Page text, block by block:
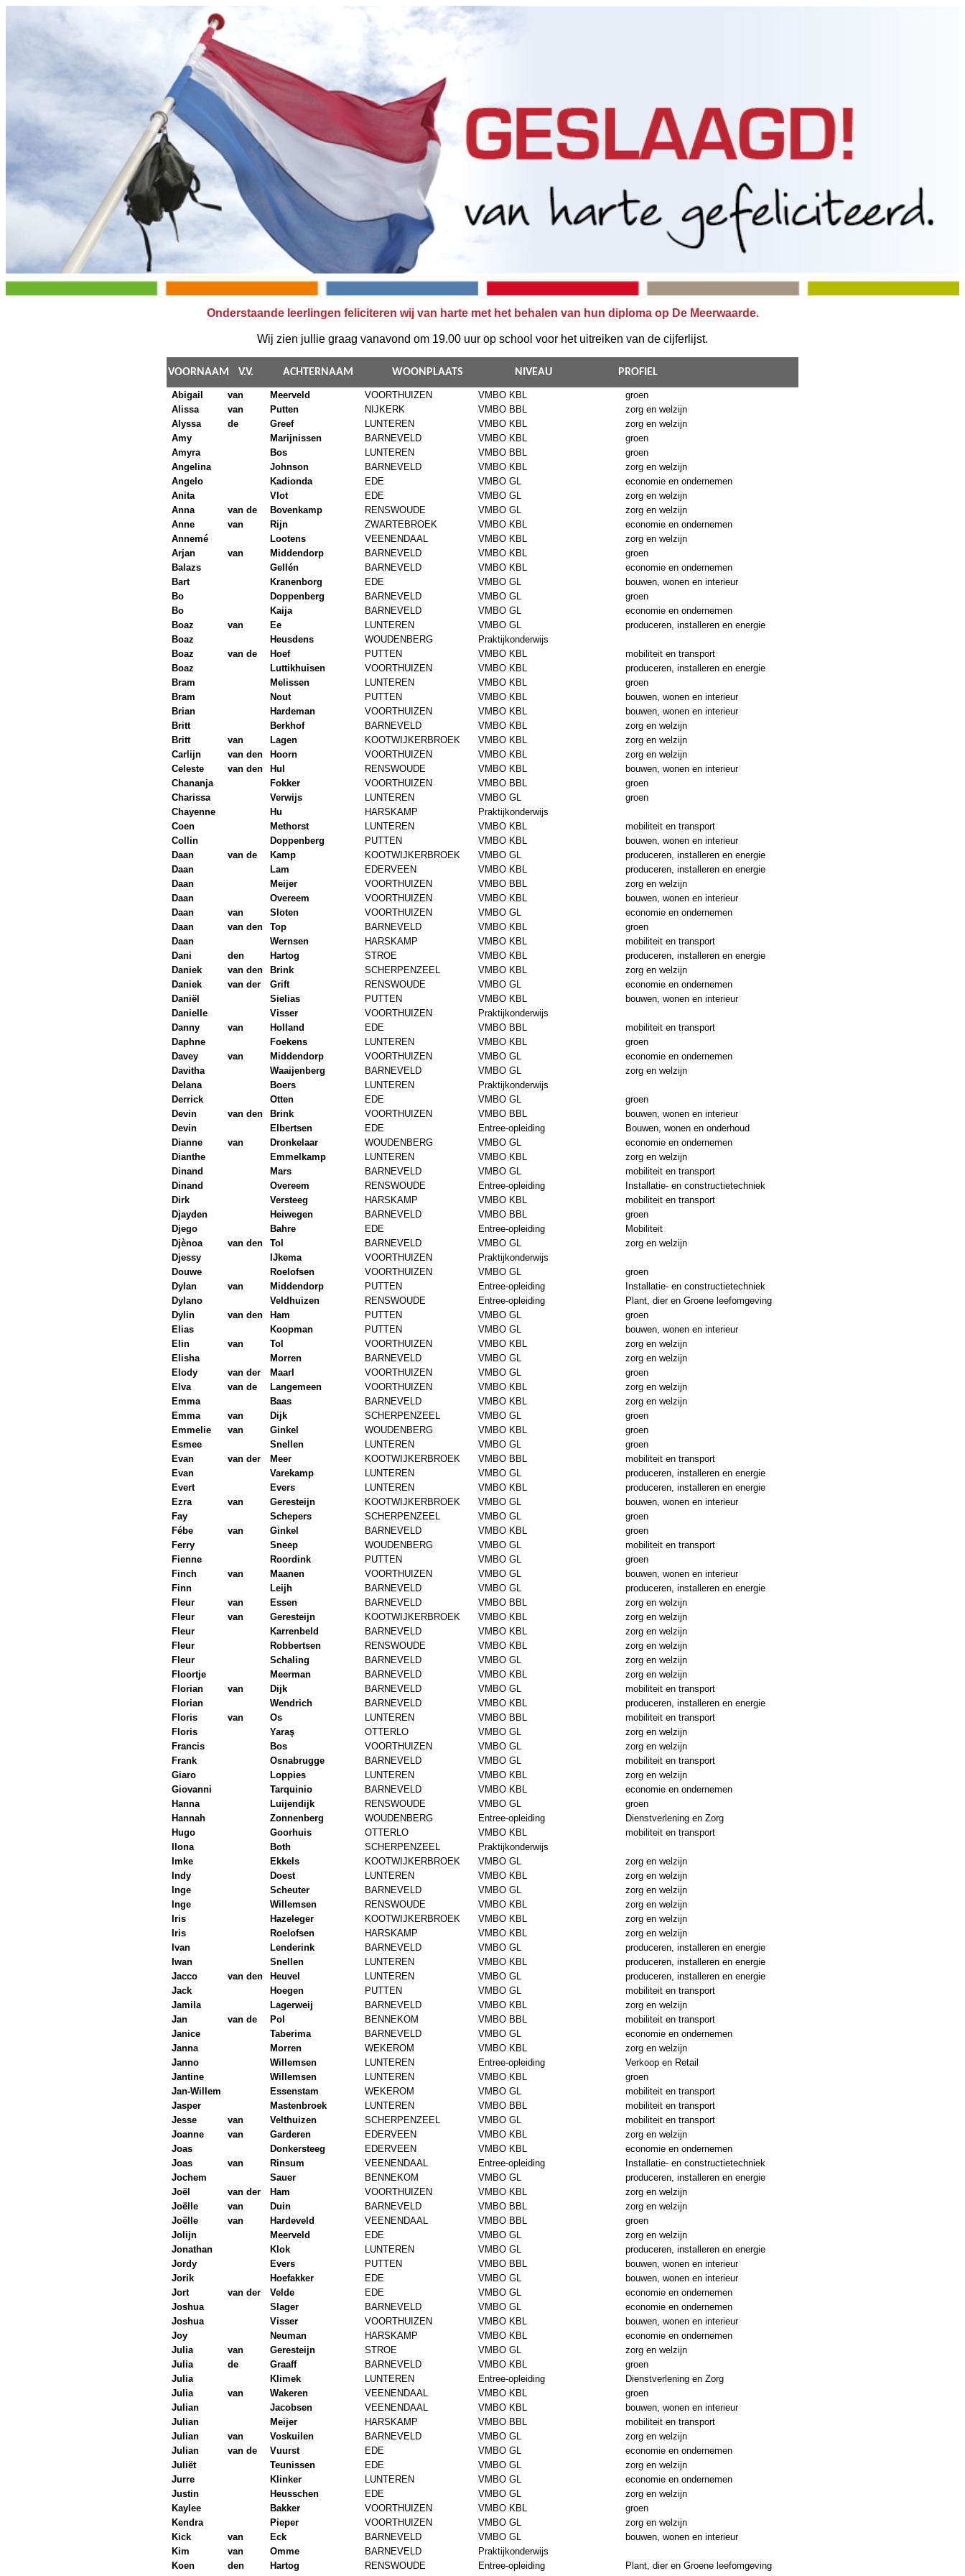
Onderstaande leerlingen feliciteren wij van harte met het behalen van hun diploma op De Meerwaarde.
Wij zien jullie graag vanavond om 19.00 uur op school voor het uitreiken van de cijferlijst.
VOORNAAM V.V. ACHTERNAAM WOONPLAATS NIVEAU PROFIEL
Abigail van Meerveld VOORTHUIZEN VMBO KBL
groen
Alissa
van Putten NIJKERK VMBO BBL
zorg en welzijn
Alyssa
de Greef LUNTEREN VMBO KBL
zorg en welzijn
Amy
Marijnissen BARNEVELD VMBO KBL
groen
Amyra
Bos LUNTEREN VMBO BBL
groen
Angelina
Johnson BARNEVELD VMBO KBL
zorg en welzijn
Angelo
Kadionda EDE VMBO GL
economie en ondernemen
Anita
Vlot EDE VMBO GL
zorg en welzijn
Anna
van de Bovenkamp RENSWOUDE VMBO GL
zorg en welzijn
Anne
van Rijn ZWARTEBROEK VMBO KBL
economie en ondernemen
Annemé
Lootens VEENENDAAL VMBO KBL
zorg en welzijn
Arjan
van Middendorp BARNEVELD VMBO KBL
groen
Balazs
Gellén BARNEVELD VMBO KBL
economie en ondernemen
Bart
Kranenborg EDE VMBO GL
bouwen, wonen en interieur
Bo
Doppenberg BARNEVELD VMBO GL
groen
Bo
Kaija BARNEVELD VMBO GL
economie en ondernemen
Boaz
van Ee LUNTEREN VMBO GL
produceren, installeren en energie
Boaz
Heusdens WOUDENBERG
Praktijkonderwijs
Boaz
van de Hoef PUTTEN VMBO KBL
mobiliteit en transport
Boaz
Luttikhuisen VOORTHUIZEN VMBO KBL
produceren, installeren en energie
Bram
Melissen LUNTEREN VMBO KBL
groen
Bram
Nout PUTTEN VMBO KBL
bouwen, wonen en interieur
Brian
Hardeman VOORTHUIZEN VMBO KBL
bouwen, wonen en interieur
Britt
Berkhof BARNEVELD VMBO KBL
zorg en welzijn
Britt
van Lagen KOOTWIJKERBROEK VMBO KBL
zorg en welzijn
Carlijn
van den Hoorn VOORTHUIZEN VMBO KBL
zorg en welzijn
Celeste
van den Hul RENSWOUDE VMBO KBL
bouwen, wonen en interieur
Chananja
Fokker VOORTHUIZEN VMBO BBL
groen
Charissa
Verwijs LUNTEREN VMBO GL
groen
Chayenne
Hu HARSKAMP
Praktijkonderwijs
Coen
Methorst LUNTEREN VMBO KBL
mobiliteit en transport
Collin
Doppenberg PUTTEN VMBO KBL
bouwen, wonen en interieur
Daan
van de Kamp KOOTWIJKERBROEK VMBO GL
produceren, installeren en energie
Daan
Lam EDERVEEN VMBO KBL
produceren, installeren en energie
Daan
Meijer VOORTHUIZEN VMBO BBL
zorg en welzijn
Daan
Overeem VOORTHUIZEN VMBO KBL
bouwen, wonen en interieur
Daan
van Sloten VOORTHUIZEN VMBO GL
economie en ondernemen
Daan
van den Top BARNEVELD VMBO KBL
groen
Daan
Wernsen HARSKAMP VMBO KBL
mobiliteit en transport
Dani
den Hartog STROE VMBO KBL
produceren, installeren en energie
Daniek
van den Brink SCHERPENZEEL VMBO KBL
zorg en welzijn
Daniek
van der Grift RENSWOUDE VMBO GL
economie en ondernemen
Daniël
Sielias PUTTEN VMBO KBL
bouwen, wonen en interieur
Danielle
Visser VOORTHUIZEN
Praktijkonderwijs
Danny
van Holland EDE VMBO BBL
mobiliteit en transport
Daphne
Foekens LUNTEREN VMBO KBL
groen
Davey
van Middendorp VOORTHUIZEN VMBO GL
economie en ondernemen
Davitha
Waaijenberg BARNEVELD VMBO GL
zorg en welzijn
Delana
Boers LUNTEREN
Praktijkonderwijs
Derrick
Otten EDE VMBO GL
groen
Devin
van den Brink VOORTHUIZEN VMBO BBL
bouwen, wonen en interieur
Devin
Elbertsen EDE Entree-opleiding
Bouwen, wonen en onderhoud
Dianne
van Dronkelaar WOUDENBERG VMBO GL
economie en ondernemen
Dianthe
Emmelkamp LUNTEREN VMBO KBL
zorg en welzijn
Dinand
Mars BARNEVELD VMBO GL
mobiliteit en transport
Dinand
Overeem RENSWOUDE Entree-opleiding
Installatie- en constructietechniek
Dirk
Versteeg HARSKAMP VMBO KBL
mobiliteit en transport
Djayden
Heiwegen BARNEVELD VMBO BBL
groen
Djego
Bahre EDE Entree-opleiding
Mobiliteit
Djènoa
van den Tol BARNEVELD VMBO GL
zorg en welzijn
Djessy
IJkema VOORTHUIZEN
Praktijkonderwijs
Douwe
Roelofsen VOORTHUIZEN VMBO GL
groen
Dylan
van Middendorp PUTTEN Entree-opleiding
Installatie- en constructietechniek
Dylano
Veldhuizen RENSWOUDE Entree-opleiding
Plant, dier en Groene leefomgeving
Dylin
van den Ham PUTTEN VMBO GL
groen
Elias
Koopman PUTTEN VMBO GL
bouwen, wonen en interieur
Elin
van Tol VOORTHUIZEN VMBO KBL
zorg en welzijn
Elisha
Morren BARNEVELD VMBO GL
zorg en welzijn
Elody
van der Maarl VOORTHUIZEN VMBO GL
groen
Elva
van de Langemeen VOORTHUIZEN VMBO KBL
zorg en welzijn
Emma
Baas BARNEVELD VMBO KBL
zorg en welzijn
Emma
van Dijk SCHERPENZEEL VMBO GL
groen
Emmelie
van Ginkel WOUDENBERG VMBO KBL
groen
Esmee
Snellen LUNTEREN VMBO GL
groen
Evan
van der Meer KOOTWIJKERBROEK VMBO BBL
mobiliteit en transport
Evan
Varekamp LUNTEREN VMBO GL
produceren, installeren en energie
Evert
Evers LUNTEREN VMBO KBL
produceren, installeren en energie
Ezra
van Geresteijn KOOTWIJKERBROEK VMBO GL
bouwen, wonen en interieur
Fay
Schepers SCHERPENZEEL VMBO GL
groen
Fébe
van Ginkel BARNEVELD VMBO KBL
groen
Ferry
Sneep WOUDENBERG VMBO GL
mobiliteit en transport
Fienne
Roordink PUTTEN VMBO GL
groen
Finch
van Maanen VOORTHUIZEN VMBO GL
bouwen, wonen en interieur
Finn
Leijh BARNEVELD VMBO GL
produceren, installeren en energie
Fleur
van Essen BARNEVELD VMBO BBL
zorg en welzijn
Fleur
van Geresteijn KOOTWIJKERBROEK VMBO KBL
zorg en welzijn
Fleur
Karrenbeld BARNEVELD VMBO KBL
zorg en welzijn
Fleur
Robbertsen RENSWOUDE VMBO KBL
zorg en welzijn
Fleur
Schaling BARNEVELD VMBO GL
zorg en welzijn
Floortje
Meerman BARNEVELD VMBO KBL
zorg en welzijn
Florian
van Dijk BARNEVELD VMBO GL
mobiliteit en transport
Florian
Wendrich BARNEVELD VMBO KBL
produceren, installeren en energie
Floris
van Os LUNTEREN VMBO BBL
mobiliteit en transport
Floris
Yaraş OTTERLO VMBO GL
zorg en welzijn
Francis
Bos VOORTHUIZEN VMBO GL
zorg en welzijn
Frank
Osnabrugge BARNEVELD VMBO GL
mobiliteit en transport
Giaro
Loppies LUNTEREN VMBO KBL
zorg en welzijn
Giovanni
Tarquinio BARNEVELD VMBO KBL
economie en ondernemen
Hanna
Luijendijk RENSWOUDE VMBO GL
groen
Hannah
Zonnenberg WOUDENBERG Entree-opleiding
Dienstverlening en Zorg
Hugo
Goorhuis OTTERLO VMBO KBL
mobiliteit en transport
Ilona
Both SCHERPENZEEL
Praktijkonderwijs
Imke
Ekkels KOOTWIJKERBROEK VMBO GL
zorg en welzijn
Indy
Doest LUNTEREN VMBO KBL
zorg en welzijn
Inge
Scheuter BARNEVELD VMBO GL
zorg en welzijn
Inge
Willemsen RENSWOUDE VMBO KBL
zorg en welzijn
Iris
Hazeleger KOOTWIJKERBROEK VMBO KBL
zorg en welzijn
Iris
Roelofsen HARSKAMP VMBO KBL
zorg en welzijn
Ivan
Lenderink BARNEVELD VMBO GL
produceren, installeren en energie
Iwan
Snellen LUNTEREN VMBO KBL
produceren, installeren en energie
Jacco
van den Heuvel LUNTEREN VMBO GL
produceren, installeren en energie
Jack
Hoegen PUTTEN VMBO GL
mobiliteit en transport
Jamila
Lagerweij BARNEVELD VMBO KBL
zorg en welzijn
Jan
van de Pol BENNEKOM VMBO BBL
mobiliteit en transport
Janice
Taberima BARNEVELD VMBO GL
economie en ondernemen
Janna
Morren WEKEROM VMBO KBL
zorg en welzijn
Janno
Willemsen LUNTEREN Entree-opleiding
Verkoop en Retail
Jantine
Willemsen LUNTEREN VMBO KBL
groen
Jan-Willem
Essenstam WEKEROM VMBO GL
mobiliteit en transport
Jasper
Mastenbroek LUNTEREN VMBO BBL
mobiliteit en transport
Jesse
van Velthuizen SCHERPENZEEL VMBO GL
mobiliteit en transport
Joanne
van Garderen EDERVEEN VMBO KBL
zorg en welzijn
Joas
Donkersteeg EDERVEEN VMBO KBL
economie en ondernemen
Joas
van Rinsum VEENENDAAL Entree-opleiding
Installatie- en constructietechniek
Jochem
Sauer BENNEKOM VMBO GL
produceren, installeren en energie
Joël
van der Ham VOORTHUIZEN VMBO KBL
zorg en welzijn
Joëlle
van Duin BARNEVELD VMBO BBL
zorg en welzijn
Joëlle
van Hardeveld VEENENDAAL VMBO BBL
groen
Jolijn
Meerveld EDE VMBO GL
zorg en welzijn
Jonathan
Klok LUNTEREN VMBO GL
produceren, installeren en energie
Jordy
Evers PUTTEN VMBO BBL
bouwen, wonen en interieur
Jorik
Hoefakker EDE VMBO GL
bouwen, wonen en interieur
Jort
van der Velde EDE VMBO GL
economie en ondernemen
Joshua
Slager BARNEVELD VMBO GL
economie en ondernemen
Joshua
Visser VOORTHUIZEN VMBO KBL
bouwen, wonen en interieur
Joy
Neuman HARSKAMP VMBO KBL
economie en ondernemen
Julia
van Geresteijn STROE VMBO GL
zorg en welzijn
Julia
de Graaff BARNEVELD VMBO KBL
groen
Julia
Klimek LUNTEREN Entree-opleiding
Dienstverlening en Zorg
Julia
van Wakeren VEENENDAAL VMBO KBL
groen
Julian
Jacobsen VEENENDAAL VMBO KBL
bouwen, wonen en interieur
Julian
Meijer HARSKAMP VMBO BBL
mobiliteit en transport
Julian
van Voskuilen BARNEVELD VMBO GL
zorg en welzijn
Julian
van de Vuurst EDE VMBO GL
economie en ondernemen
Juliët
Teunissen EDE VMBO GL
zorg en welzijn
Jurre
Klinker LUNTEREN VMBO GL
economie en ondernemen
Justin
Heusschen EDE VMBO GL
zorg en welzijn
Kaylee
Bakker VOORTHUIZEN VMBO KBL
groen
Kendra
Pieper VOORTHUIZEN VMBO GL
zorg en welzijn
Kick
van Eck BARNEVELD VMBO GL
bouwen, wonen en interieur
Kim
van Omme BARNEVELD
Praktijkonderwijs
Koen
den Hartog RENSWOUDE Entree-opleiding
Plant, dier en Groene leefomgeving